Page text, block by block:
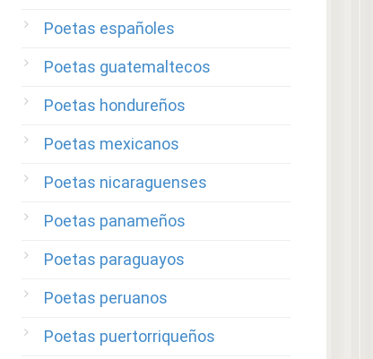
Poetas españoles
Poetas guatemaltecos
Poetas hondureños
Poetas mexicanos
Poetas nicaraguenses
Poetas panameños
Poetas paraguayos
Poetas peruanos
Poetas puertorriqueños